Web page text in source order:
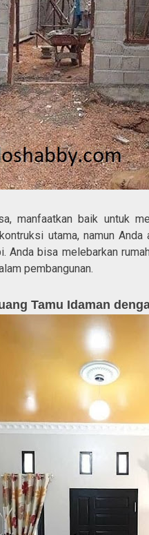
manfaatkan baik untuk
utama, namun
Anda bisa melebarkan
pembangunan.
Tamu Idaman